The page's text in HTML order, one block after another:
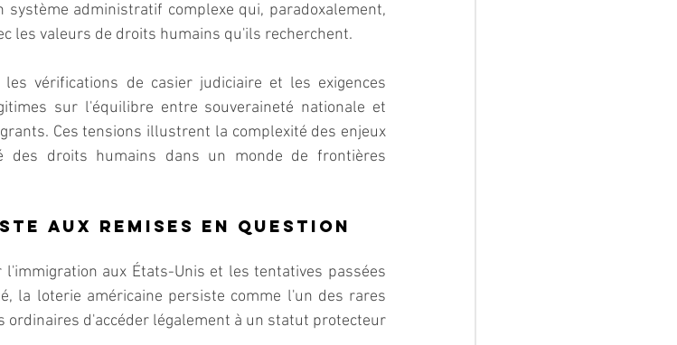
administratif complexe qui, paradoxalement,
les valeurs de droits humains qu'ils recherchent.
vérifications de casier judiciaire et les exigences
sur l'équilibre entre souveraineté nationale et
Ces tensions illustrent la complexité des enjeux
des droits humains dans un monde de frontières
aux remises en question
aux États-Unis et les tentatives passées
la loterie américaine persiste comme l'un des rares
ordinaires d'accéder légalement à un statut protecteur